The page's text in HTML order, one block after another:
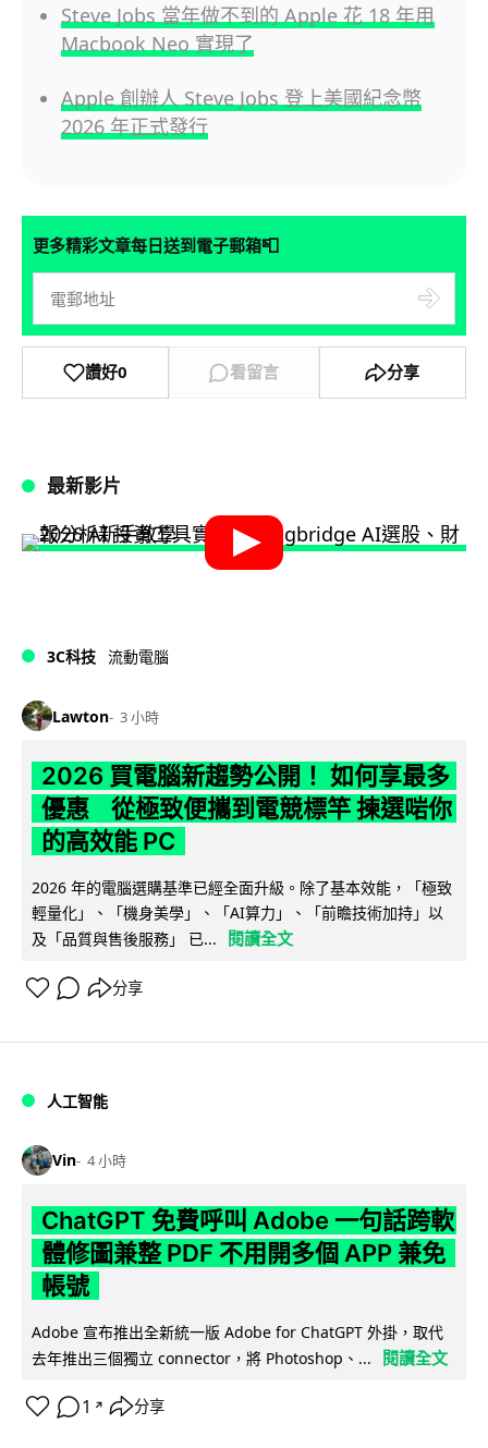
Steve Jobs 當年做不到的 Apple 花 18 年用
Macbook Neo 實現了
Apple 創辦人 Steve Jobs 登上美國紀念幣
2026 年正式發行
更多精彩文章每日送到電子郵箱📮
讚好0 看留言 分享
最新影片
3C科技 流動電腦
Lawton 3 小時
2026 買電腦新趨勢公開！ 如何享最多
優惠 從極致便攜到電競標竿 揀選啱你
的高效能 PC
2026 年的電腦選購基準已經全面升級。除了基本效能，「極致
輕量化」、「機身美學」、「AI算力」、「前瞻技術加持」以
及「品質與售後服務」 已...
閱讀全文
分享
人工智能
Vin 4 小時
ChatGPT 免費呼叫 Adobe 一句話跨軟
體修圖兼整 PDF 不用開多個 APP 兼免
帳號
Adobe 宣布推出全新統一版 Adobe for ChatGPT 外掛，取代
去年推出三個獨立 connector，將 Photoshop、...
閱讀全文
1 ↗ 分享